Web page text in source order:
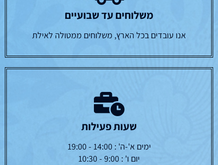
משלוחים עד שבועיים
אנו עובדים בכל הארץ, משלוחים ממטולה לאילת
שעות פעילות
ימים א'-ה' : 14:00 - 19:00
יום ו' : 9:00 - 10:30